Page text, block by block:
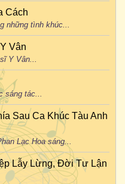
Cách
những tình khúc...
Vân
Y Vân...
sáng tác...
Sau Ca Khúc Tàu Anh
Lạc Hoa sáng...
Lẫy Lừng, Đời Tư Lận